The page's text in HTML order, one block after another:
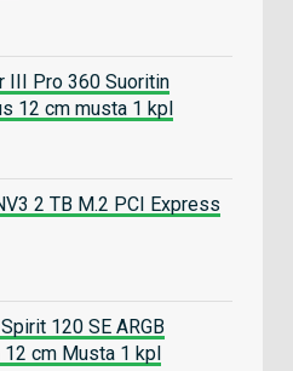
III Pro 360 Suoritin
12 cm musta 1 kpl
2 TB M.2 PCI Express
120 SE ARGB
cm Musta 1 kpl